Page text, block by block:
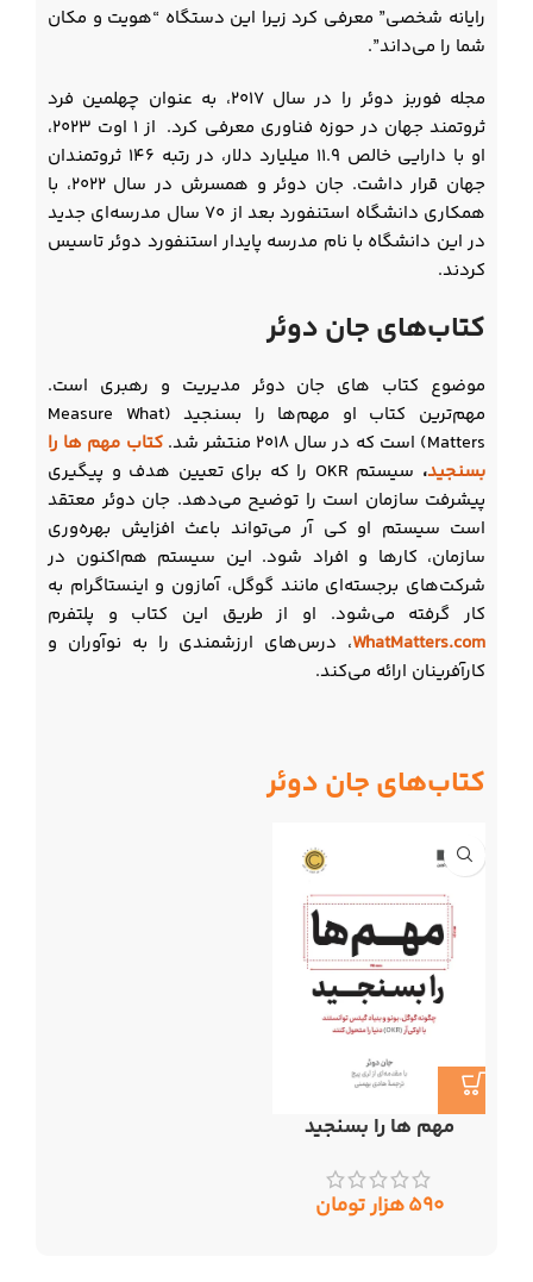
رایانه شخصی” معرفی کرد زیرا این دستگاه “هویت و مکان
شما را می‌داند”.
مجله فوربز دوئر را در سال ۲۰۱۷، به عنوان چهلمین فرد
ثروتمند جهان در حوزه فناوری معرفی کرد. از ۱ اوت ۲۰۲۳،
او با دارایی خالص ۱۱.۹ میلیارد دلار، در رتبه ۱۴۶ ثروتمندان
جهان قرار داشت. جان دوئر و همسرش در سال ۲۰۲۲، با
همکاری دانشگاه استنفورد بعد از ۷۰ سال مدرسه‌ای جدید
در این دانشگاه با نام مدرسه پایدار استنفورد دوئر تاسیس
کردند.
کتاب‌های جان دوئر
موضوع کتاب های جان دوئر مدیریت و رهبری است.
مهم‌ترین کتاب او مهم‌ها را بسنجید (Measure What
Matters) است که در سال ۲۰۱۸ منتشر شد.
کتاب مهم ها را
بسنجید،
سیستم OKR را که برای تعیین هدف و پیگیری
پیشرفت سازمان است را توضیح می‌دهد. جان دوئر معتقد
است سیستم او کی آر می‌تواند باعث افزایش بهره‌وری
سازمان، کارها و افراد شود. این سیستم هم‌اکنون در
شرکت‌های برجسته‌ای مانند گوگل، آمازون و اینستاگرام به
کار گرفته می‌شود. او از طریق این کتاب و پلتفرم
WhatMatters.com، درس‌های ارزشمندی را به نوآوران و
کارآفرینان ارائه می‌کند.
کتاب‌های جان دوئر
مهم ها را بسنجید
۵۹۰هزار تومان